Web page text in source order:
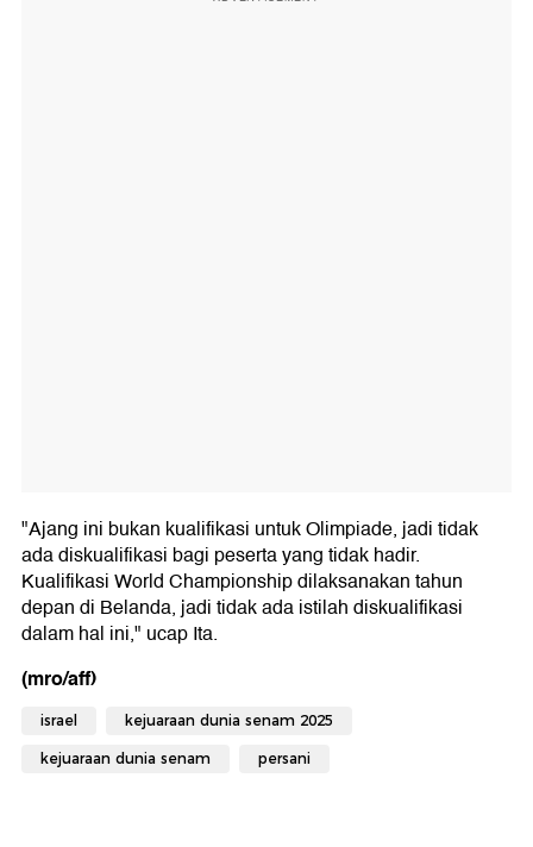
"Ajang ini bukan kualifikasi untuk Olimpiade, jadi tidak
ada diskualifikasi bagi peserta yang tidak hadir.
Kualifikasi World Championship dilaksanakan tahun
depan di Belanda, jadi tidak ada istilah diskualifikasi
dalam hal ini," ucap Ita.
(mro/aff)
israel kejuaraan dunia senam 2025
kejuaraan dunia senam persani